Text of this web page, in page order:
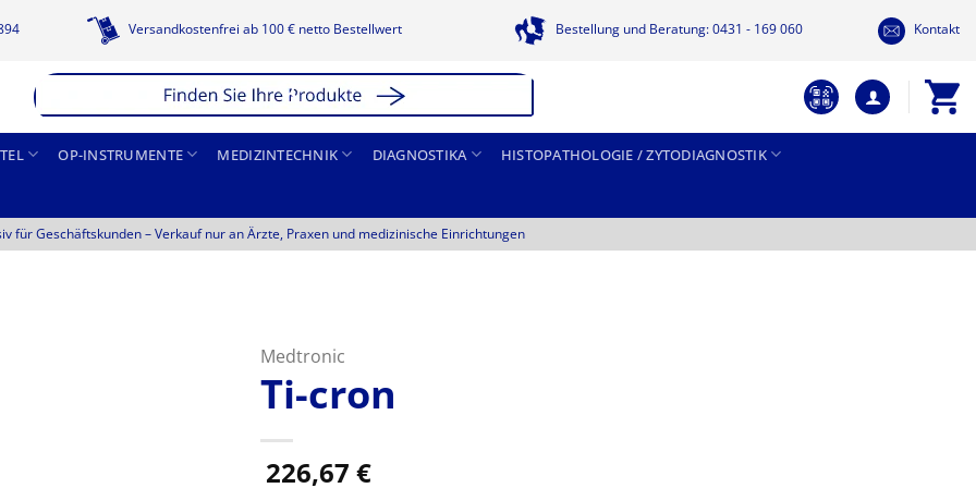
Versandkostenfrei ab 100 € netto Bestellwert Bestellung und Beratung: 0431 - 169 060 Kontakt
OP-INSTRUMENTE MEDIZINTECHNIK DIAGNOSTIKA HISTOPATHOLOGIE / ZYTODIAGNOSTIK
für Geschäftskunden –Verkauf nur an Ärzte, Praxen und medizinische Einrichtungen
Medtronic
Ti-cron
226,67 €